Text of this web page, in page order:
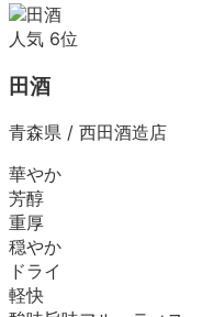
人気 6位
田酒
青森県 / 西田酒造店
華やか
芳醇
重厚
穏やか
ドライ
軽快